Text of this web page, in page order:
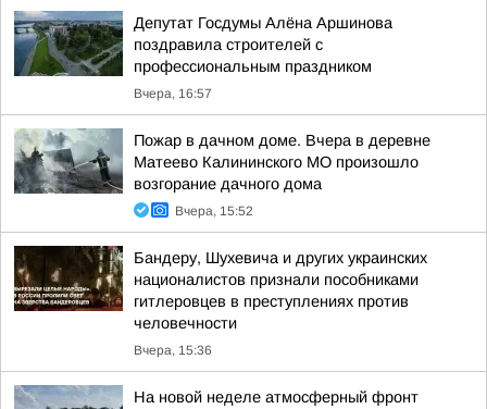
Депутат Госдумы Алёна Аршинова
поздравила строителей с
профессиональным праздником
Вчера, 16:57
Пожар в дачном доме. Вчера в деревне
Матеево Калининского МО произошло
возгорание дачного дома
Вчера, 15:52
Бандеру, Шухевича и других украинских
националистов признали пособниками
гитлеровцев в преступлениях против
человечности
Вчера, 15:36
На новой неделе атмосферный фронт